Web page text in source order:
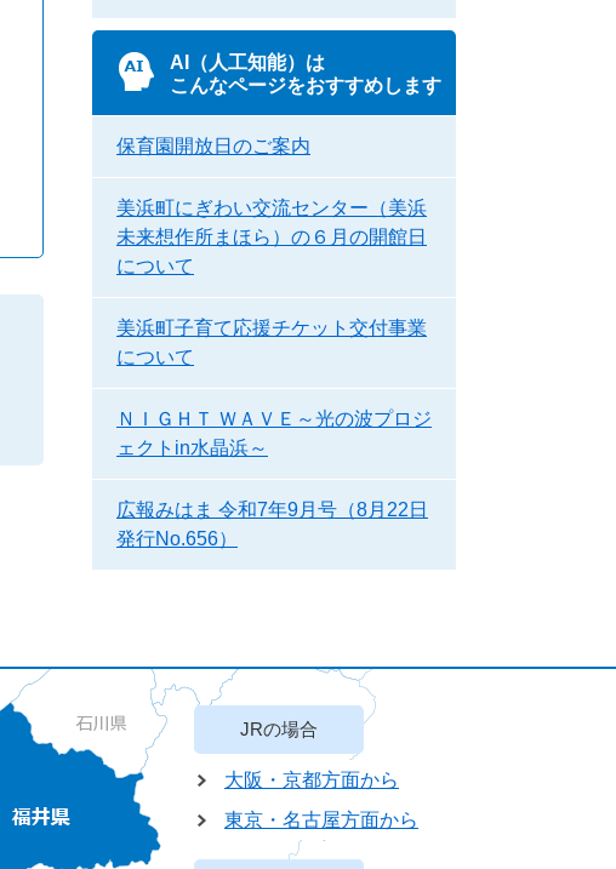
AI（人工知能）は
こんなページをおすすめします
保育園開放日のご案内
美浜町にぎわい交流センター（美浜
未来想作所まほら）の６月の開館日
について
美浜町子育て応援チケット交付事業
について
ＮＩＧＨＴ ＷＡＶＥ～光の波プロジ
ェクトin水晶浜～
広報みはま 令和7年9月号（8月22日
発行No.656）
JRの場合
大阪・京都方面から
東京・名古屋方面から